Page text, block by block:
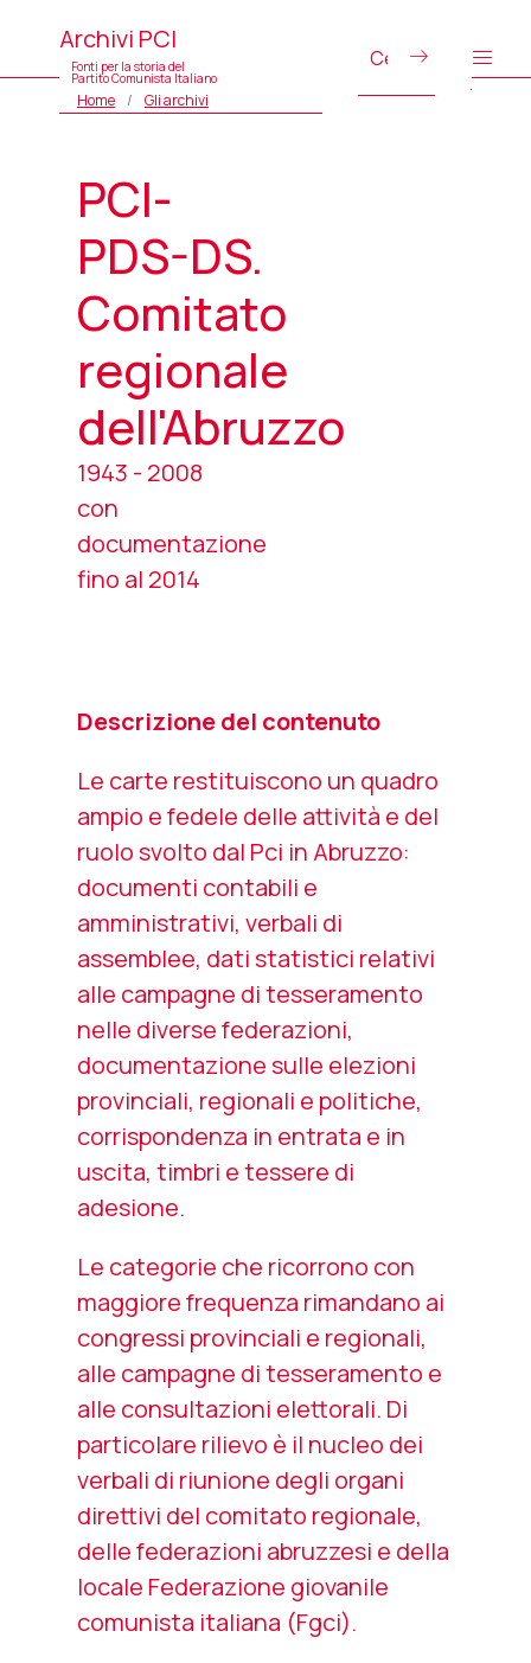
Archivi PCI
Fonti per la storia del
Partito Comunista Italiano
Home Gli archivi
PCI-
PDS-DS.
Comitato
regionale
dell'Abruzzo
1943 - 2008
con
documentazione
fino al 2014
Descrizione del contenuto
Le carte restituiscono un quadro
ampio e fedele delle attività e del
ruolo svolto dal Pci in Abruzzo:
documenti contabili e
amministrativi, verbali di
assemblee, dati statistici relativi
alle campagne di tesseramento
nelle diverse federazioni,
documentazione sulle elezioni
provinciali, regionali e politiche,
corrispondenza in entrata e in
uscita, timbri e tessere di
adesione.
Le categorie che ricorrono con
maggiore frequenza rimandano ai
congressi provinciali e regionali,
alle campagne di tesseramento e
alle consultazioni elettorali. Di
particolare rilievo è il nucleo dei
verbali di riunione degli organi
direttivi del comitato regionale,
delle federazioni abruzzesi e della
locale Federazione giovanile
comunista italiana (Fgci).